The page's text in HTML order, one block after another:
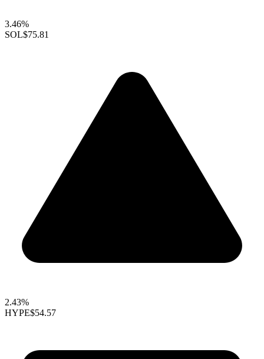
3.46%
SOL$75.81
2.43%
HYPE$54.57